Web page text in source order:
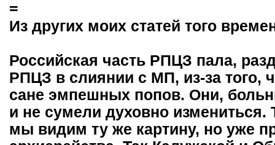
=
Из других моих статей того
Российская часть РПЦЗ пала,
РПЦЗ в слиянии с МП, из-за того,
сане эмпешных попов. Они,
и не сумели духовно
мы видим ту же картину, но уже